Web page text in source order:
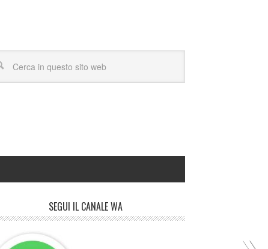
SEGUI IL CANALE WA